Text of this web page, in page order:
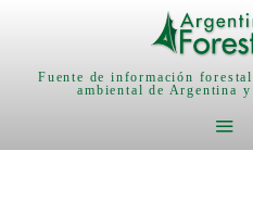
Fuente de información
ambiental de Argentina